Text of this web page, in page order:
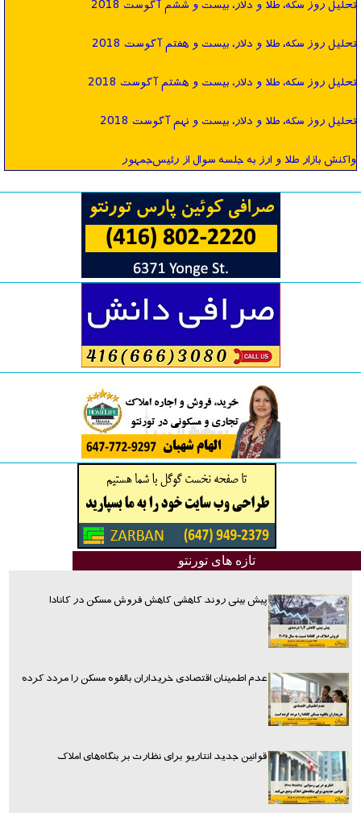
تحليل روز سكه، طلا و دلار، بیست و ششم آگوست 2018
تحليل روز سكه، طلا و دلار، بیست و هفتم آگوست 2018
تحليل روز سكه، طلا و دلار، بیست و هشتم آگوست 2018
تحليل روز سكه، طلا و دلار، بیست و نهم آگوست 2018
واکنش بازار طلا و ارز به جلسه سوال از رئیس‌جمهور
تازه های تورنتو
پیش بینی روند کاهشی کاهش فروش مسکن در کانادا
عدم اطمینان اقتصادی خریداران بالقوه مسکن را مردد کرده
قوانین جدید انتاریو برای نظارت بر بنگاه‌های املاک